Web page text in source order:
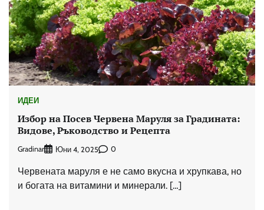
ИДЕИ
Избор на Посев Червена Маруля за Градината:
Видове, Ръководство и Рецепта
Gradinar Юни 4, 2025 0
Червената маруля е не само вкусна и хрупкава, но
и богата на витамини и минерали. […]